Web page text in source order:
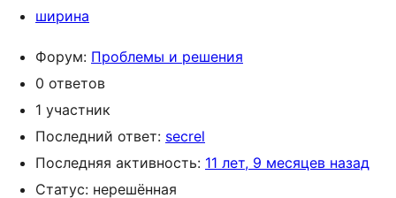
ширина
Форум: Проблемы и решения
0 ответов
1 участник
Последний ответ: secrel
Последняя активность: 11 лет, 9 месяцев назад
Статус: нерешённая